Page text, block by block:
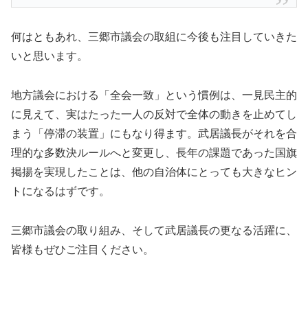
何はともあれ、三郷市議会の取組に今後も注目していきた
いと思います。
地方議会における「全会一致」という慣例は、一見民主的
に見えて、実はたった一人の反対で全体の動きを止めてし
まう「停滞の装置」にもなり得ます。武居議長がそれを合
理的な多数決ルールへと変更し、長年の課題であった国旗
掲揚を実現したことは、他の自治体にとっても大きなヒン
トになるはずです。
三郷市議会の取り組み、そして武居議長の更なる活躍に、
皆様もぜひご注目ください。